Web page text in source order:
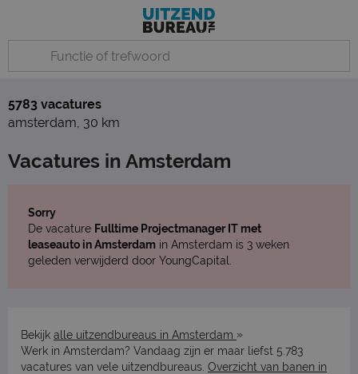
5783 vacatures
amsterdam, 30 km
Vacatures in Amsterdam
Sorry
De vacature Fulltime Projectmanager IT met
leaseauto in Amsterdam in Amsterdam is 3 weken
geleden verwijderd door YoungCapital.
Bekijk alle uitzendbureaus in Amsterdam »
Werk in Amsterdam? Vandaag zijn er maar liefst 5.783
vacatures van vele uitzendbureaus. Overzicht van banen in